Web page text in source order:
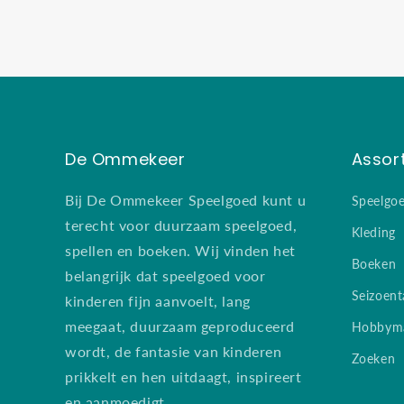
De Ommekeer
Bij De Ommekeer Speelgoed kunt u
terecht voor duurzaam speelgoed,
spellen en boeken. Wij vinden het
belangrijk dat speelgoed voor
kinderen fijn aanvoelt, lang
meegaat, duurzaam geproduceerd
wordt, de fantasie van kinderen
prikkelt en hen uitdaagt, inspireert
Kleding
Boeken
Zoeken